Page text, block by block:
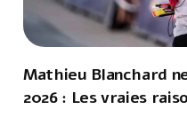
Mathieu Blanchard
2026 : Les vraies